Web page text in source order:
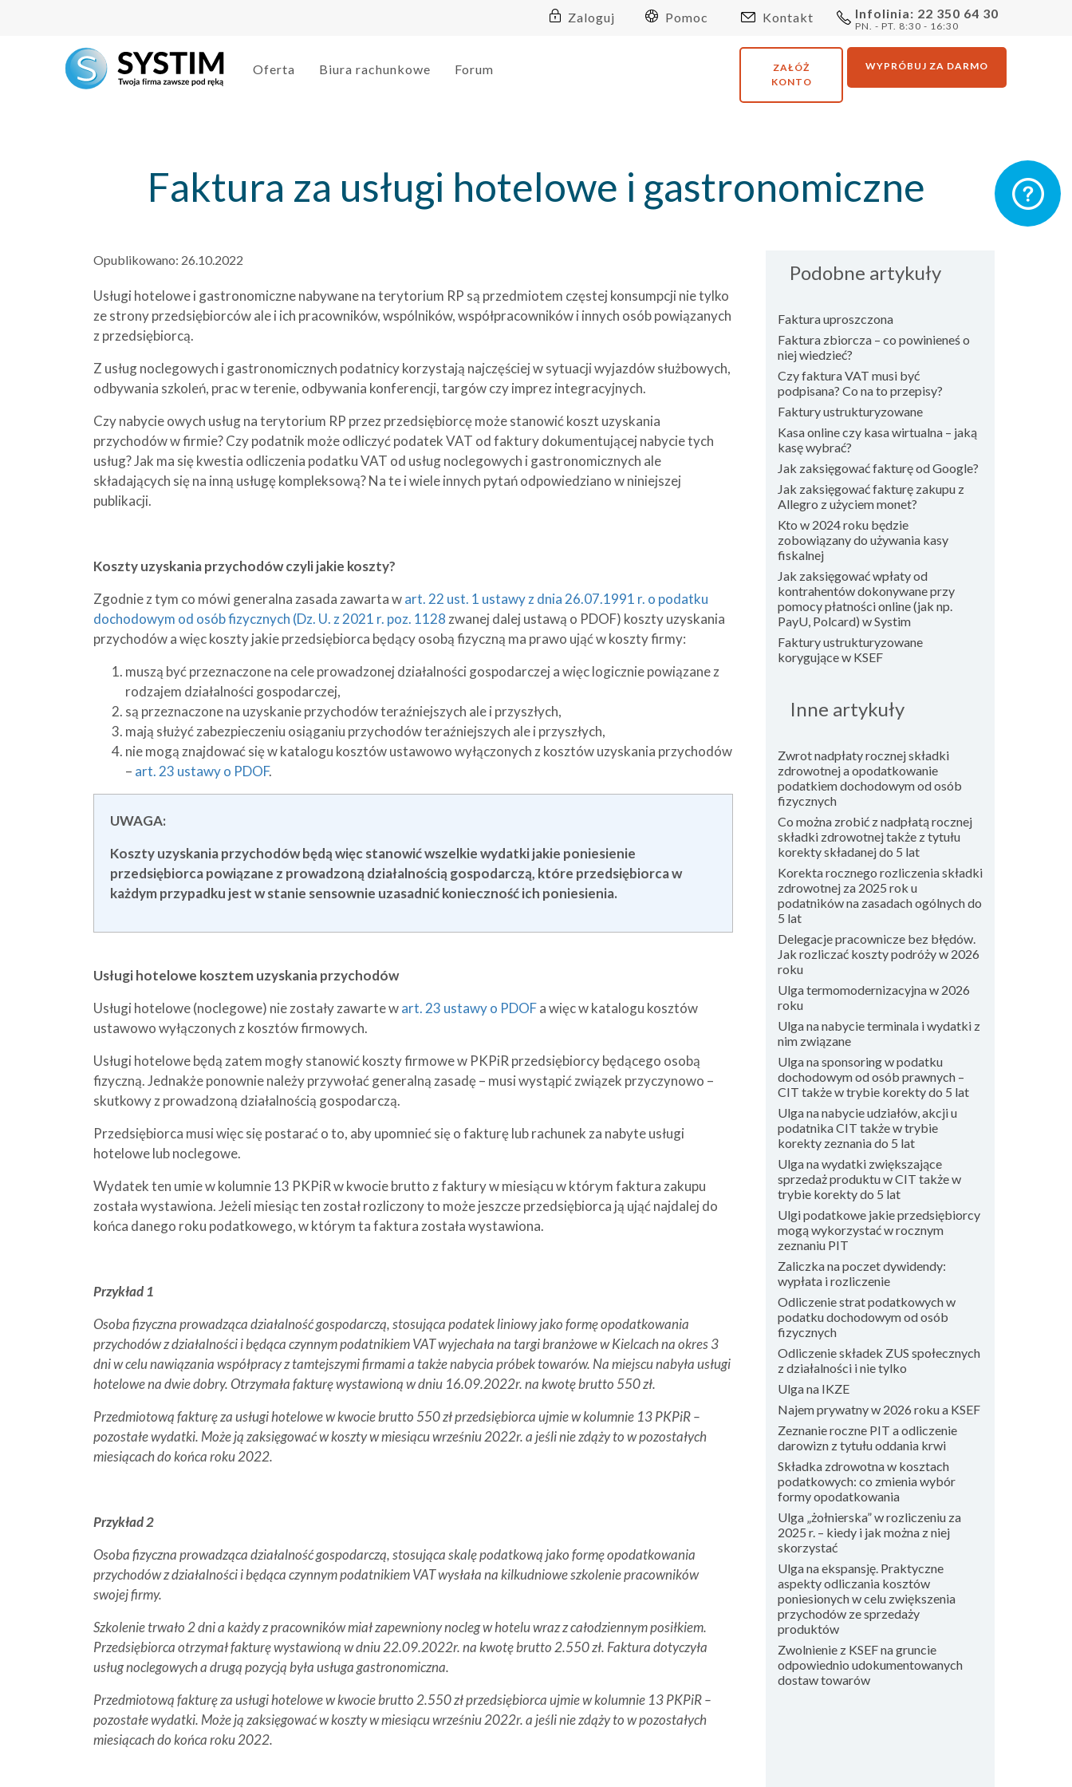
Infolinia: 22 350 64 30
PN. - PT. 8:30 - 16:30
Kontakt
Pomoc
Zaloguj
WYPRÓBUJ ZA DARMO
ZAŁÓŻ
KONTO
Oferta Biura rachunkowe Forum
Faktura za usługi hotelowe i gastronomiczne
Opublikowano: 26.10.2022
Usługi hotelowe i gastronomiczne nabywane na terytorium RP są przedmiotem częstej konsumpcji nie tylko
ze strony przedsiębiorców ale i ich pracowników, wspólników, współpracowników i innych osób powiązanych
z przedsiębiorcą.
Z usług noclegowych i gastronomicznych podatnicy korzystają najczęściej w sytuacji wyjazdów służbowych,
odbywania szkoleń, prac w terenie, odbywania konferencji, targów czy imprez integracyjnych.
Czy nabycie owych usług na terytorium RP przez przedsiębiorcę może stanowić koszt uzyskania
przychodów w firmie? Czy podatnik może odliczyć podatek VAT od faktury dokumentującej nabycie tych
usług? Jak ma się kwestia odliczenia podatku VAT od usług noclegowych i gastronomicznych ale
składających się na inną usługę kompleksową? Na te i wiele innych pytań odpowiedziano w niniejszej
publikacji.
Koszty uzyskania przychodów czyli jakie koszty?
Zgodnie z tym co mówi generalna zasada zawarta wart. 22 ust. 1 ustawy z dnia 26.07.1991 r. o podatku
dochodowym od osób fizycznych (Dz. U. z 2021 r. poz. 1128 zwanej dalej ustawą o PDOF) koszty uzyskania
przychodów a więc koszty jakie przedsiębiorca będący osobą fizyczną ma prawo ująć w koszty firmy:
muszą być przeznaczone na cele prowadzonej działalności gospodarczej a więc logicznie powiązane z
rodzajem działalności gospodarczej,
są przeznaczone na uzyskanie przychodów teraźniejszych ale i przyszłych,
mają służyć zabezpieczeniu osiąganiu przychodów teraźniejszych ale i przyszłych,
nie mogą znajdować się w katalogu kosztów ustawowo wyłączonych z kosztów uzyskania przychodów
– art. 23 ustawy o PDOF.
UWAGA:
Koszty uzyskania przychodów będą więc stanowić wszelkie wydatki jakie poniesienie
przedsiębiorca powiązane z prowadzoną działalnością gospodarczą, które przedsiębiorca w
każdym przypadku jest w stanie sensownie uzasadnić konieczność ich poniesienia.
Usługi hotelowe kosztem uzyskania przychodów
Usługi hotelowe (noclegowe) nie zostały zawarte wart. 23 ustawy o PDOFa więc w katalogu kosztów
ustawowo wyłączonych z kosztów firmowych.
Usługi hotelowe będą zatem mogły stanowić koszty firmowe w PKPiR przedsiębiorcy będącego osobą
fizyczną. Jednakże ponownie należy przywołać generalną zasadę – musi wystąpić związek przyczynowo –
skutkowy z prowadzoną działalnością gospodarczą.
Przedsiębiorca musi więc się postarać o to, aby upomnieć się o fakturę lub rachunek za nabyte usługi
hotelowe lub noclegowe.
Wydatek ten umie w kolumnie 13 PKPiR w kwocie brutto z faktury w miesiącu w którym faktura zakupu
została wystawiona. Jeżeli miesiąc ten został rozliczony to może jeszcze przedsiębiorca ją ująć najdalej do
końca danego roku podatkowego, w którym ta faktura została wystawiona.
Przykład 1
Osoba fizyczna prowadząca działalność gospodarczą, stosująca podatek liniowy jako formę opodatkowania
przychodów z działalności i będąca czynnym podatnikiem VAT wyjechała na targi branżowe w Kielcach na okres 3
dni w celu nawiązania współpracy z tamtejszymi firmami a także nabycia próbek towarów. Na miejscu nabyła usługi
hotelowe na dwie dobry. Otrzymała fakturę wystawioną w dniu 16.09.2022r. na kwotę brutto 550 zł.
Przedmiotową fakturę za usługi hotelowe w kwocie brutto 550 zł przedsiębiorca ujmie w kolumnie 13 PKPiR –
pozostałe wydatki. Może ją zaksięgować w koszty w miesiącu wrześniu 2022r. a jeśli nie zdąży to w pozostałych
miesiącach do końca roku 2022.
Przykład 2
Osoba fizyczna prowadząca działalność gospodarczą, stosująca skalę podatkową jako formę opodatkowania
przychodów z działalności i będąca czynnym podatnikiem VAT wysłała na kilkudniowe szkolenie pracowników
swojej firmy.
Szkolenie trwało 2 dni a każdy z pracowników miał zapewniony nocleg w hotelu wraz z całodziennym posiłkiem.
Przedsiębiorca otrzymał fakturę wystawioną w dniu 22.09.2022r. na kwotę brutto 2.550 zł. Faktura dotyczyła
usług noclegowych a drugą pozycją była usługa gastronomiczna.
Przedmiotową fakturę za usługi hotelowe w kwocie brutto 2.550 zł przedsiębiorca ujmie w kolumnie 13 PKPiR –
pozostałe wydatki. Może ją zaksięgować w koszty w miesiącu wrześniu 2022r. a jeśli nie zdąży to w pozostałych
miesiącach do końca roku 2022.
Podobne artykuły
Faktura uproszczona
Faktura zbiorcza – co powinieneś o
niej wiedzieć?
Czy faktura VAT musi być
podpisana? Co na to przepisy?
Faktury ustrukturyzowane
Kasa online czy kasa wirtualna – jaką
kasę wybrać?
Jak zaksięgować fakturę od Google?
Jak zaksięgować fakturę zakupu z
Allegro z użyciem monet?
Kto w 2024 roku będzie
zobowiązany do używania kasy
fiskalnej
Jak zaksięgować wpłaty od
kontrahentów dokonywane przy
pomocy płatności online (jak np.
PayU, Polcard) w Systim
Faktury ustrukturyzowane
korygujące w KSEF
Inne artykuły
Zwrot nadpłaty rocznej składki
zdrowotnej a opodatkowanie
podatkiem dochodowym od osób
fizycznych
Co można zrobić z nadpłatą rocznej
składki zdrowotnej także z tytułu
korekty składanej do 5 lat
Korekta rocznego rozliczenia składki
zdrowotnej za 2025 rok u
podatników na zasadach ogólnych do
5 lat
Delegacje pracownicze bez błędów.
Jak rozliczać koszty podróży w 2026
roku
Ulga termomodernizacyjna w 2026
roku
Ulga na nabycie terminala i wydatki z
nim związane
Ulga na sponsoring w podatku
dochodowym od osób prawnych –
CIT także w trybie korekty do 5 lat
Ulga na nabycie udziałów, akcji u
podatnika CIT także w trybie
korekty zeznania do 5 lat
Ulga na wydatki zwiększające
sprzedaż produktu w CIT także w
trybie korekty do 5 lat
Ulgi podatkowe jakie przedsiębiorcy
mogą wykorzystać w rocznym
zeznaniu PIT
Zaliczka na poczet dywidendy:
wypłata i rozliczenie
Odliczenie strat podatkowych w
podatku dochodowym od osób
fizycznych
Odliczenie składek ZUS społecznych
z działalności i nie tylko
Ulga na IKZE
Najem prywatny w 2026 roku a KSEF
Zeznanie roczne PIT a odliczenie
darowizn z tytułu oddania krwi
Składka zdrowotna w kosztach
podatkowych: co zmienia wybór
formy opodatkowania
Ulga „żołnierska” w rozliczeniu za
2025 r. – kiedy i jak można z niej
skorzystać
Ulga na ekspansję. Praktyczne
aspekty odliczania kosztów
poniesionych w celu zwiększenia
przychodów ze sprzedaży
produktów
Zwolnienie z KSEF na gruncie
odpowiednio udokumentowanych
dostaw towarów